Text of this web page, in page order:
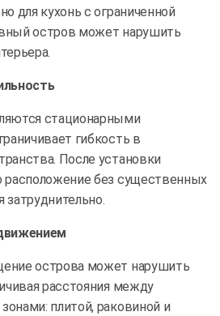
для кухонь с ограниченной
остров может нарушить
стационарными
гибкость в
После установки
расположение без существенных
затруднительно.
острова может нарушить
расстояния между
плитой, раковиной и